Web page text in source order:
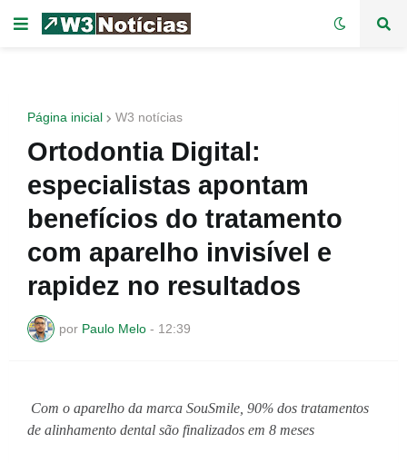
Página inicial W3 notícias
Ortodontia Digital:
especialistas apontam
benefícios do tratamento
com aparelho invisível e
rapidez no resultados
por Paulo Melo - 12:39
Com o aparelho da marca SouSmile, 90% dos tratamentos
de alinhamento dental são finalizados em 8 meses